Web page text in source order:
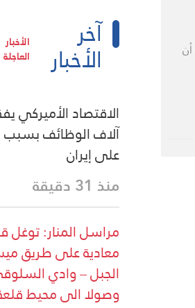
آخر
الأخبار
الأخبار
العاجلة
الاقتصاد الأميركي
آلاف الوظائف بسبب
على إيران
منذ 31 دقيقة
مراسل المنار: توغل
معادية على طريق
الجبل – وادي
وصولا الى محيط